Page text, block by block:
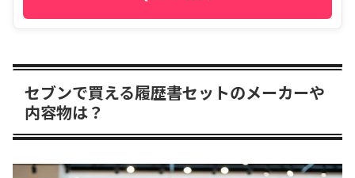
セブンで買える履歴書セットのメーカーや
内容物は？